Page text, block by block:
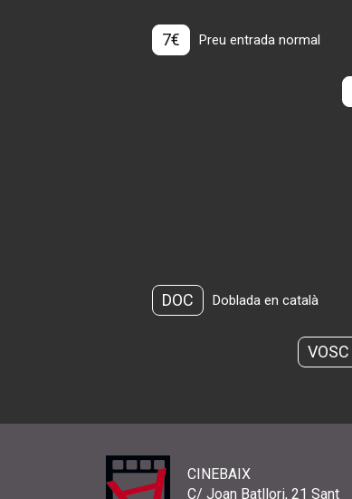
7€ Preu entrada normal
DOC Doblada en català
VOSC
CINEBAIX
C/ Joan Batllori, 21 Sant